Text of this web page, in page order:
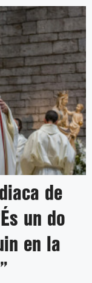
de
un do
en la